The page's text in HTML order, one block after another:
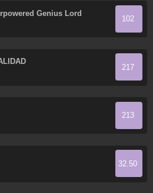
Genius Lord
102
217
213
32.50